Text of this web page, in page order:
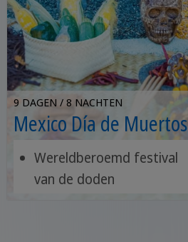
9 DAGEN / 8 NACHTEN
Mexico Día de Muertos
Wereldberoemd festival
van de doden